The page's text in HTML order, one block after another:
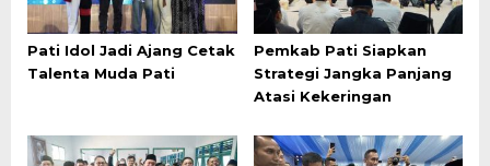
Pati Idol Jadi Ajang Cetak
Talenta Muda Pati
Pemkab Pati Siapkan
Strategi Jangka Panjang
Atasi Kekeringan